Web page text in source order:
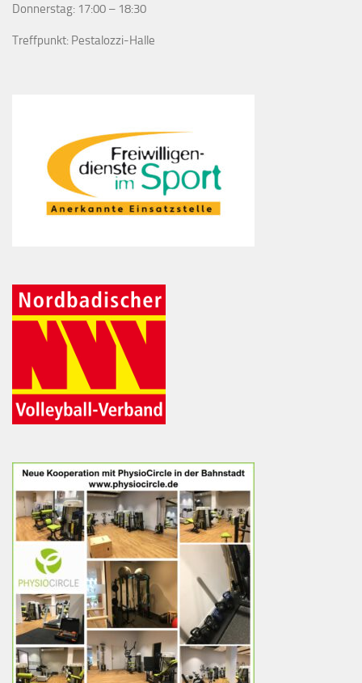
Donnerstag: 17:00 – 18:30
Treffpunkt: Pestalozzi-Halle